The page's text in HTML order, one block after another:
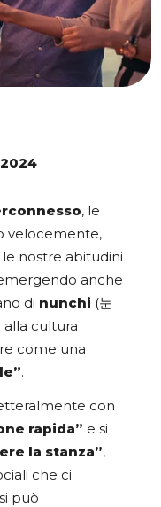
2024
, le
velocemente,
nostre abitudini
anche
di nunchi (눈
alla cultura
come una
.
con
rapida” e si
la stanza”,
che ci
può